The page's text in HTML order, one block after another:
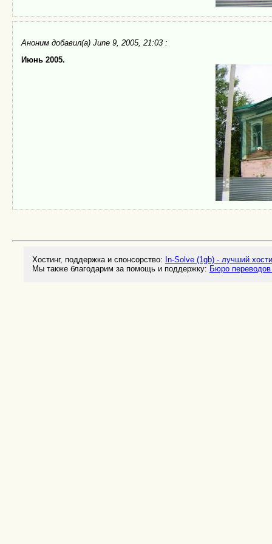
Аноним добавил(а) June 9, 2005, 21:03 :
Июнь 2005.
Хостинг, поддержка и спонсорство: In-Solve (1gb) - лучший
Мы также благодарим за помощь и поддержку: Бюро переводов